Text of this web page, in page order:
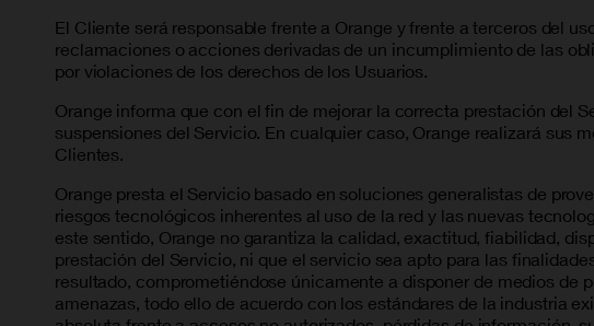
El Cliente será responsable frente a Orange y frente a terceros del
reclamaciones o acciones derivadas de un incumplimiento de las
por violaciones de los derechos de los Usuarios.
Orange informa que con el fin de mejorar la correcta prestación del
suspensiones del Servicio. En cualquier caso, Orange realizará sus
Clientes.
Orange presta el Servicio basado en soluciones generalistas de
riesgos tecnológicos inherentes al uso de la red y las nuevas
este sentido, Orange no garantiza la calidad, exactitud, fiabilidad,
prestación del Servicio, ni que el servicio sea apto para las
resultado, comprometiéndose únicamente a disponer de medios de
amenazas, todo ello de acuerdo con los estándares de la industria